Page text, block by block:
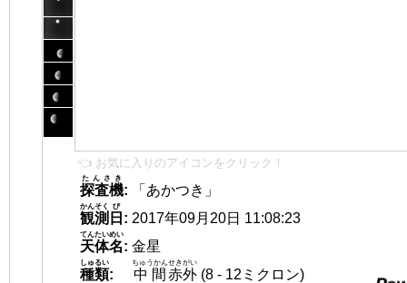
👈 お気に入りのアイコンをクリック！
探査機
たんさき
:
「あかつき」
観測
かんそく
日
び
: 2017年09月20日 11:08:23
天体名
てんたいめい
: 金星
種類
しゅるい
: 中間
ちゅうかん
赤外
せきがい
(8 - 12ミクロン)